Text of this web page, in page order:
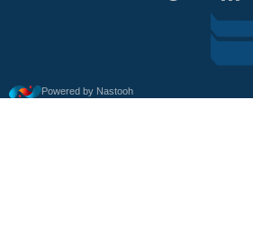
Powered by Nastooh